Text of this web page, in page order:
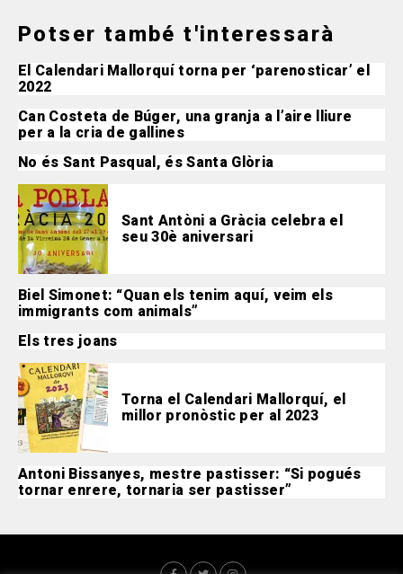
Potser també t'interessarà
El Calendari Mallorquí torna per ‘parenosticar’ el
2022
Can Costeta de Búger, una granja a l’aire lliure
per a la cria de gallines
No és Sant Pasqual, és Santa Glòria
Sant Antòni a Gràcia celebra el
seu 30è aniversari
Biel Simonet: “Quan els tenim aquí, veim els
immigrants com animals”
Els tres joans
Torna el Calendari Mallorquí, el
millor pronòstic per al 2023
Antoni Bissanyes, mestre pastisser: “Si pogués
tornar enrere, tornaria ser pastisser”